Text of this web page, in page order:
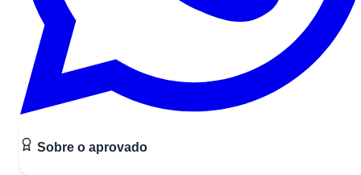
Sobre o aprovado